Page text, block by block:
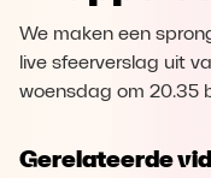
We maken een
live sfeerverslag uit
woensdag om 20.35
Gerelateerde